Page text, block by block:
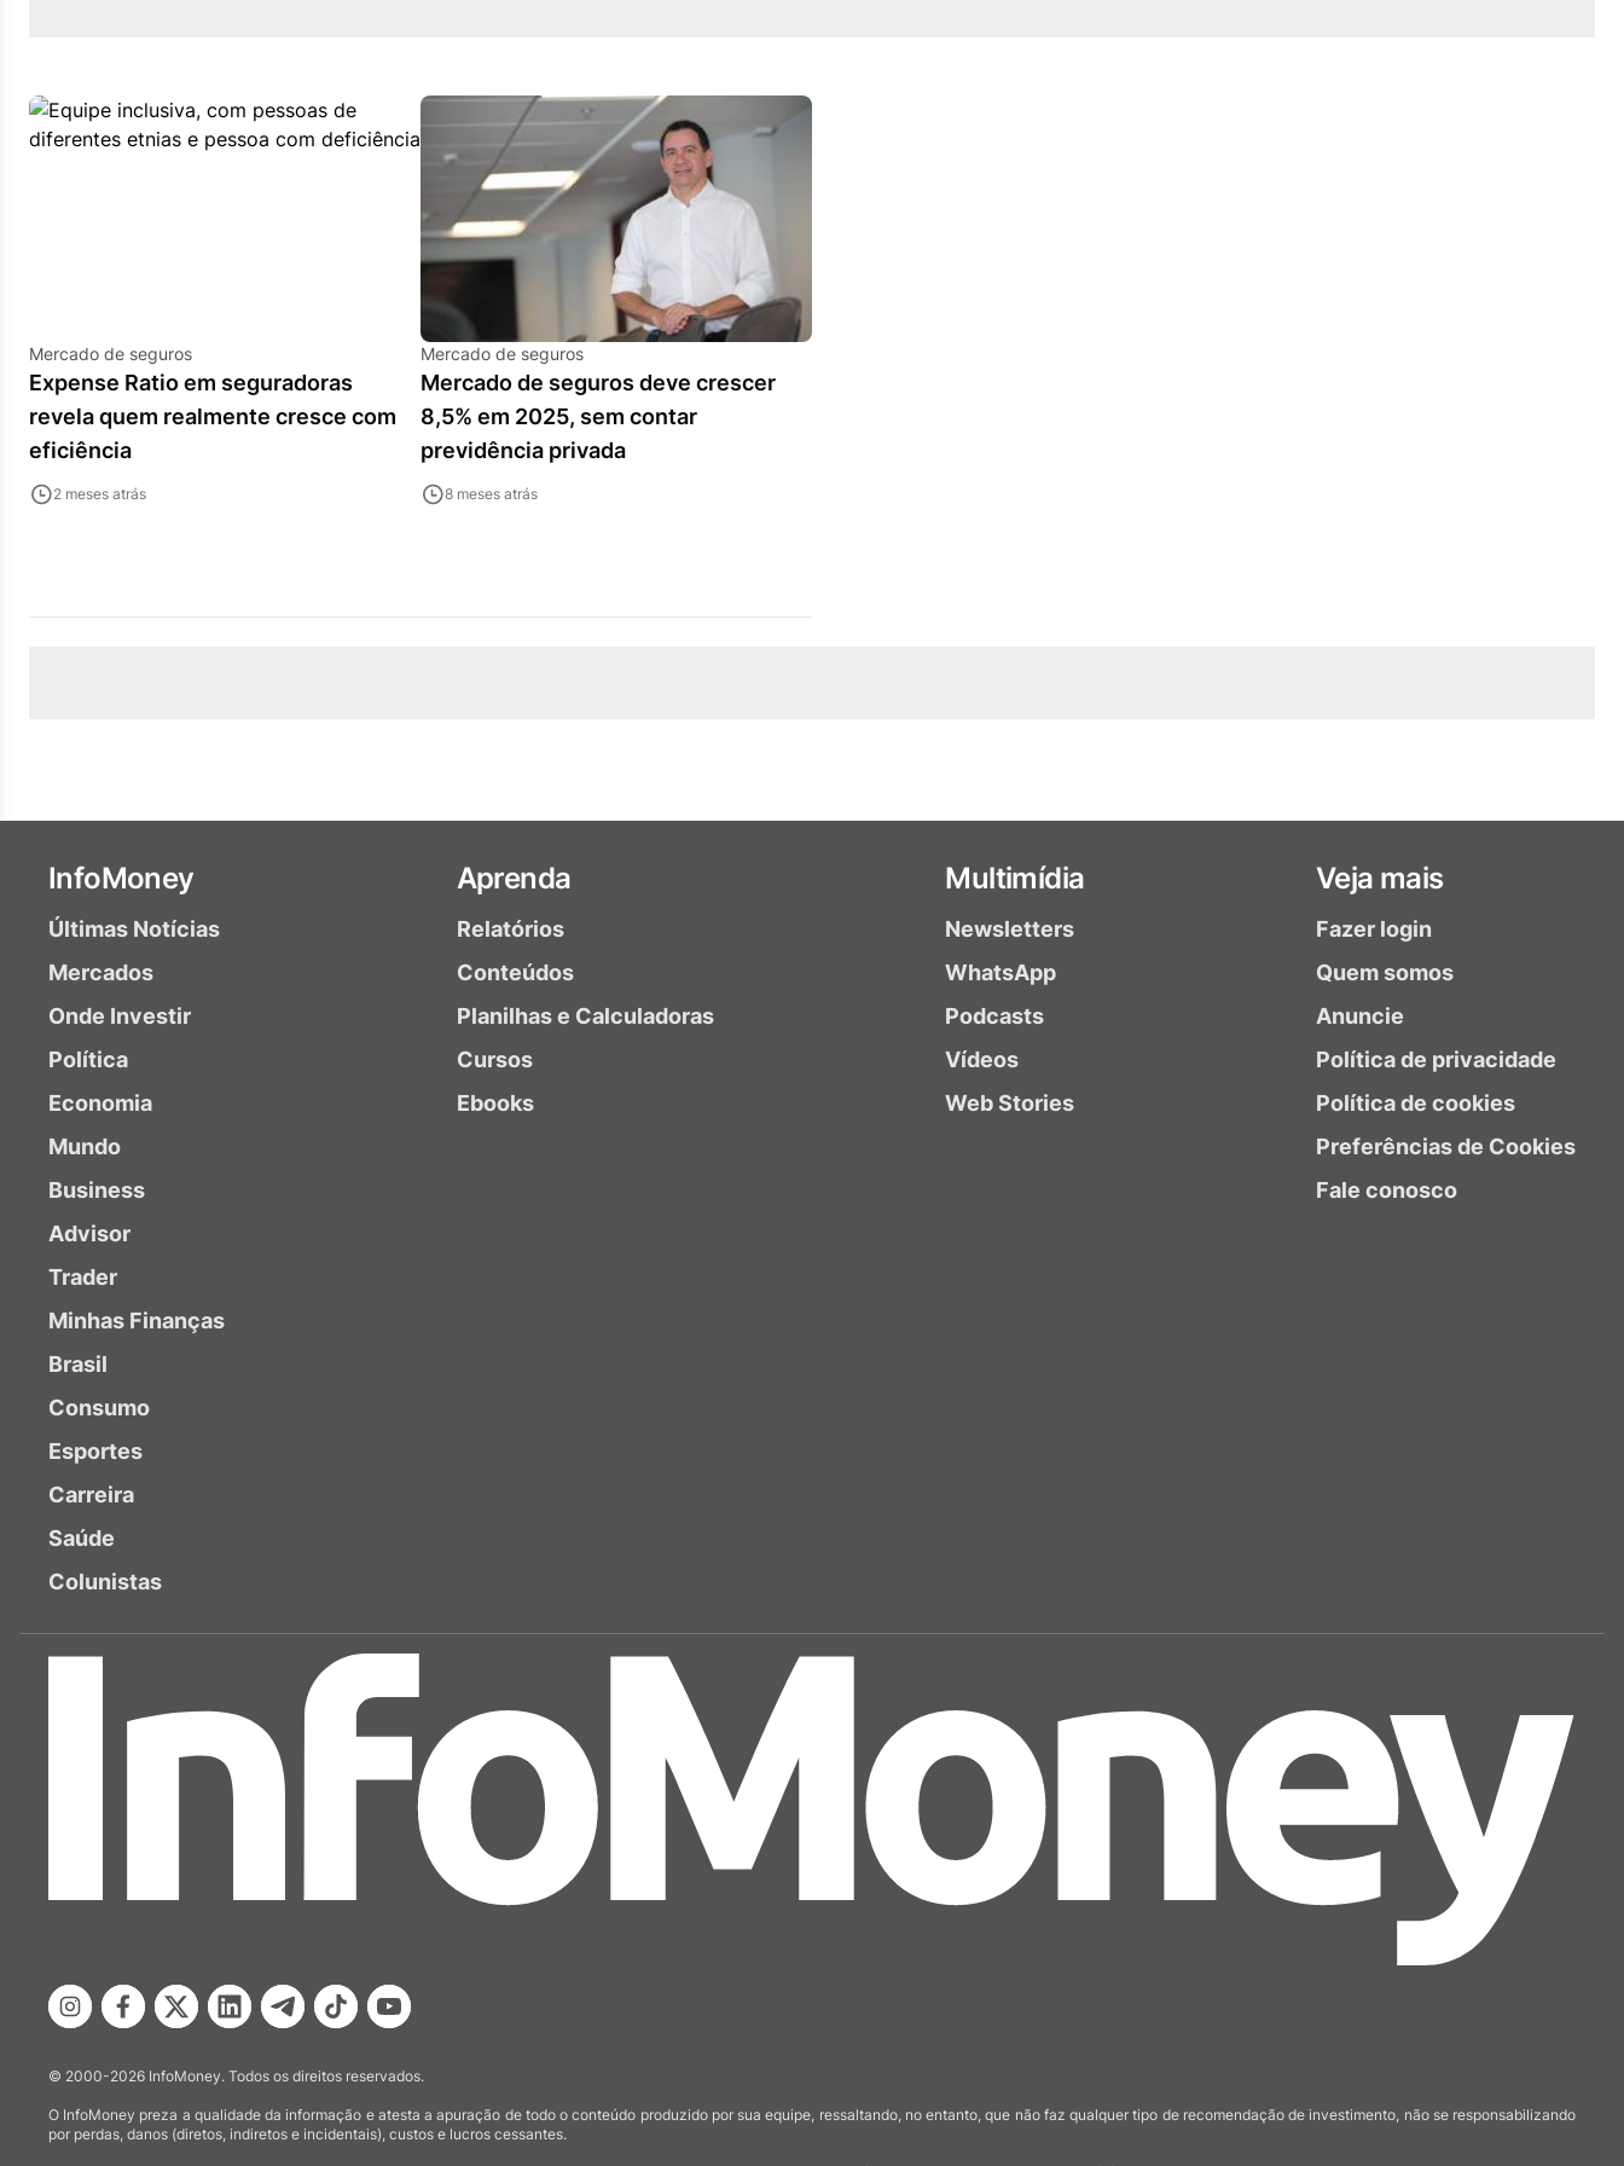
Mercado de seguros
Expense Ratio em seguradoras
revela quem realmente cresce com
eficiência
2 meses atrás
Mercado de seguros
Mercado de seguros deve crescer
8,5% em 2025, sem contar
previdência privada
8 meses atrás
InfoMoney
Últimas Notícias
Mercados
Onde Investir
Política
Economia
Mundo
Business
Advisor
Trader
Minhas Finanças
Brasil
Consumo
Esportes
Carreira
Saúde
Colunistas
Aprenda
Relatórios
Conteúdos
Planilhas e Calculadoras
Cursos
Ebooks
Multimídia
Newsletters
WhatsApp
Podcasts
Vídeos
Web Stories
Veja mais
Fazer login
Quem somos
Anuncie
Política de privacidade
Política de cookies
Preferências de Cookies
Fale conosco
© 2000-2026 InfoMoney. Todos os direitos reservados.
O InfoMoney preza a qualidade da informação e atesta a apuração de todo o conteúdo produzido por sua equipe, ressaltando, no entanto, que não faz qualquer tipo de recomendação de investimento, não se responsabilizando
por perdas, danos (diretos, indiretos e incidentais), custos e lucros cessantes.